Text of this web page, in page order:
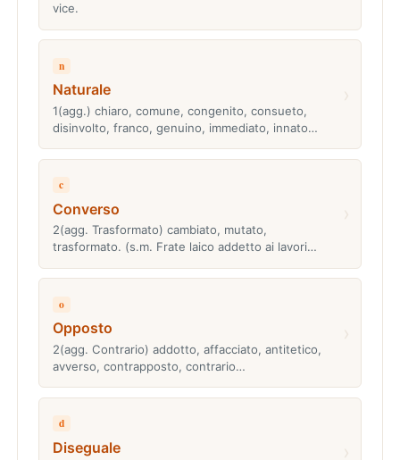
vice.
n
Naturale
1(agg.) chiaro, comune, congenito, consueto,
disinvolto, franco, genuino, immediato, innato…
c
Converso
2(agg. Trasformato) cambiato, mutato,
trasformato. (s.m. Frate laico addetto ai lavori…
o
Opposto
2(agg. Contrario) addotto, affacciato, antitetico,
avverso, contrapposto, contrario…
d
Diseguale